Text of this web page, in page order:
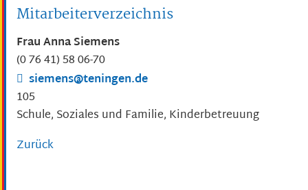
Mitarbeiterverzeichnis
FrauAnnaSiemens
(07641) 5806-70
siemens@teningen.de
105
Schule, Soziales und Familie, Kinderbetreuung
Zurück